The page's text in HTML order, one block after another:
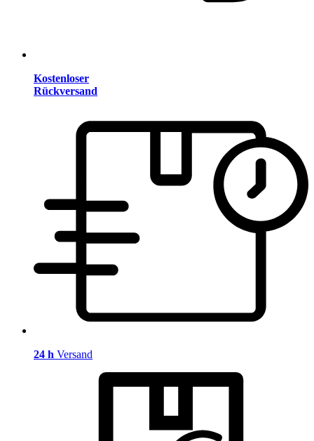
Kostenloser
Rückversand
24 h Versand